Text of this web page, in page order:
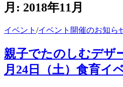
月: 2018年11月
イベント /イベント開催のお知ら
親子でたのしむデ
月24日（土）食育イ